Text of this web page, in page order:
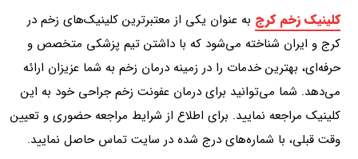
کلینیک زخم کرج به عنوان یکی از معتبرترین کلینیک‌های زخم در
کرج و ایران شناخته می‌شود که با داشتن تیم پزشکی متخصص و
حرفه‌ای، بهترین خدمات را در زمینه درمان زخم به شما عزیزان ارائه
می‌دهد. شما می‌توانید برای درمان عفونت زخم جراحی خود به این
کلینیک مراجعه نمایید. برای اطلاع از شرایط مراجعه حضوری و تعیین
وقت قبلی، با شماره‌های درج شده در سایت تماس حاصل نمایید.